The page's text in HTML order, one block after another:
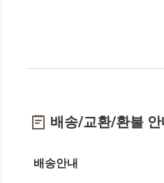
배송/교환/환불 안
배송안내